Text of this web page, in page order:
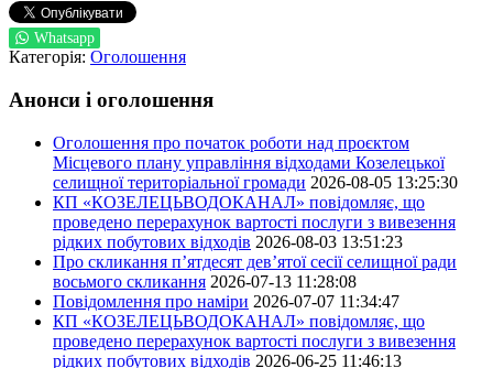
Whatsapp
Категорія: Оголошення
Анонси і оголошення
Оголошення про початок роботи над проєктом
Місцевого плану управління відходами Козелецької
селищної територіальної громади 2026-08-05 13:25:30
КП «КОЗЕЛЕЦЬВОДОКАНАЛ» повідомляє, що
проведено перерахунок вартості послуги з вивезення
рідких побутових відходів 2026-08-03 13:51:23
Про скликання п’ятдесят дев’ятої сесії селищної ради
восьмого скликання 2026-07-13 11:28:08
Повідомлення про наміри 2026-07-07 11:34:47
КП «КОЗЕЛЕЦЬВОДОКАНАЛ» повідомляє, що
проведено перерахунок вартості послуги з вивезення
рідких побутових відходів 2026-06-25 11:46:13